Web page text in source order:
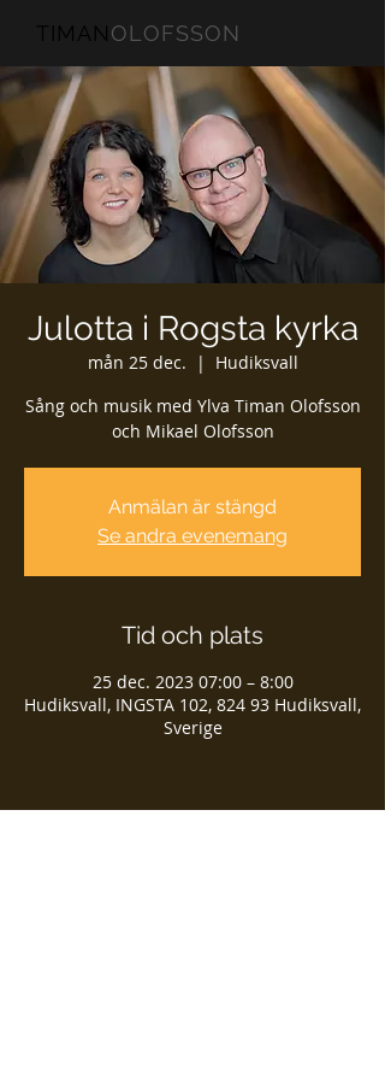
TIMANOLOFSSON
Julotta i Rogsta kyrka
mån 25 dec.
  |
Hudiksvall
Sång och musik med Ylva Timan Olofsson
och Mikael Olofsson
Anmälan är stängd
Se andra evenemang
Tid och plats
25 dec. 2023 07:00 – 8:00
Hudiksvall, INGSTA 102, 824 93 Hudiksvall,
Sverige